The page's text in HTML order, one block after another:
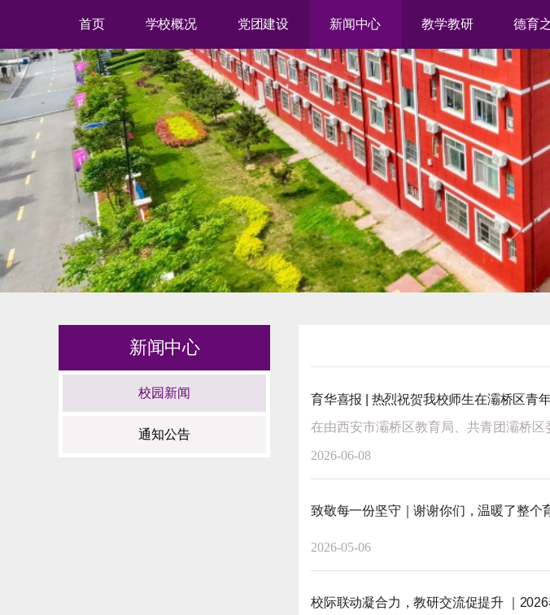
首页 学校概况 党团建设 新闻中心 教学教研 德育
新闻中心
校园新闻
通知公告
育华喜报 | 热烈祝贺我校师生在灞桥区青
2026-06-08
致敬每一份坚守｜谢谢你们，温暖了整个
2026-05-06
校际联动凝合力，教研交流促提升 ｜